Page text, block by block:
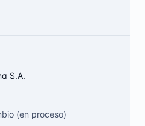
S.A.
(en proceso)